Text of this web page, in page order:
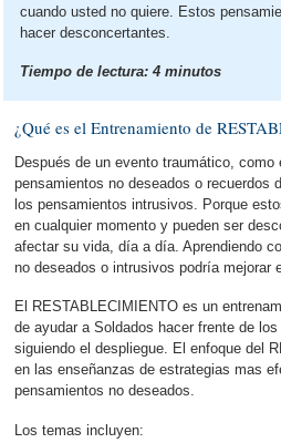
cuando usted no quiere. Estos
hacer desconcertantes.
Tiempo de lectura:4 minutos
¿Qué es el Entrenamiento de
Después de un evento traumático,
pensamientos no deseados o recuerdos
los pensamientos intrusivos. Porque
en cualquier momento y pueden ser
afectar su vida, día a día. Aprendiendo
no deseados o intrusivos podría mejorar
El RESTABLECIMIENTO es un
de ayudar a Soldados hacer frente de
siguiendo el despliegue. El enfoque del
en las enseñanzas de estrategias mas
pensamientos no deseados.
Los temas incluyen: